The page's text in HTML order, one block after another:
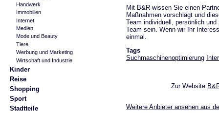
Handwerk
Immobilien
Internet
Medien
Mode und Beauty
Tiere
Werbung und Marketing
Wirtschaft und Industrie
Kinder
Reise
Shopping
Sport
Stadtteile
Mit B&R wissen Sie einen
Maßnahmen vorschlägt und
Team individuell, persönlich
Team sein. Wenn wir Ihr
einmal.
Tags
Suchmaschinenoptimierung
Zur Website
Weitere Anbieter ansehen aus